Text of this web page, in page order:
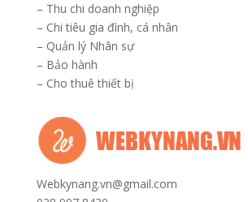
– Thu chi doanh nghiệp
– Chi tiêu gia đình, cá nhân
– Quản lý Nhân sự
– Bảo hành
– Cho thuê thiết bị
Webkynang.vn@gmail.com